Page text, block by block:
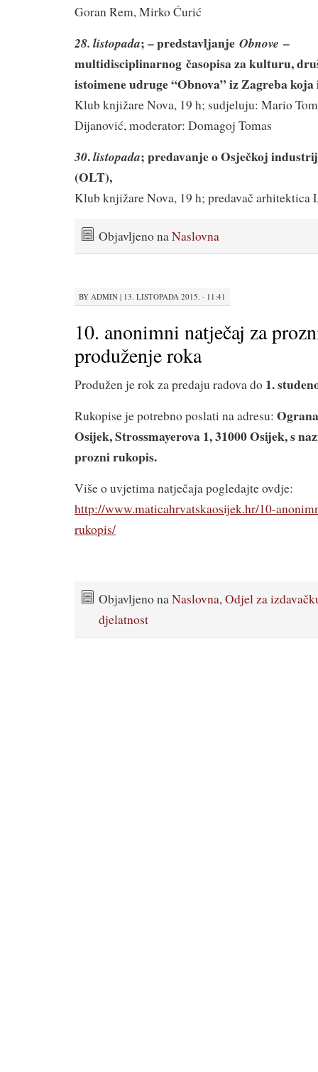
Goran Rem, Mirko Ćurić
28. listopada; – predstavljanje Obnove –
multidisciplinarnog časopisa za kulturu,
istoimene udruge “Obnova” iz Zagreba
Klub knjižare Nova, 19 h; sudjeluju: Mario
Dijanović, moderator: Domagoj Tomas
30.listopada; predavanje o Osječkoj
(OLT),
Klub knjižare Nova, 19 h; predavač arhitektica
Objavljeno naNaslovna
BY ADMIN | 13. LISTOPADA 2015. · 11:41
10. anonimni natječaj za
produženje roka
Produžen je rok za predaju radova do 1.
Rukopise je potrebno poslati na adresu:
Osijek, Strossmayerova 1, 31000 Osijek, s
prozni rukopis.
Više o uvjetima natječaja pogledajte ovdje:
http://www.maticahrvatskaosijek.hr/10-
rukopis/
Objavljeno na Naslovna, Odjel za
djelatnost